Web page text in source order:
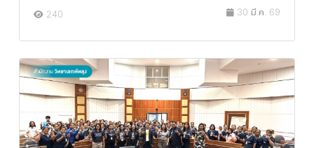
240 30 มี.ค. 69